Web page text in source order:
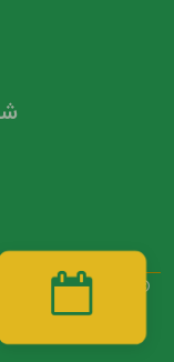
© تمامی حقوق این
طراحی و
دریافت نوبت